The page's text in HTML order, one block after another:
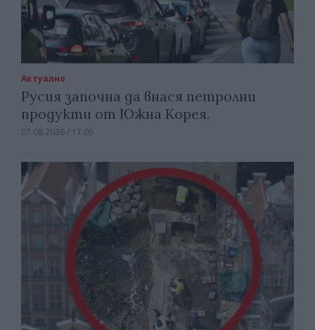
Актуално
Русия започна да внася петролни
продукти от Южна Корея.
07.08.2026 / 17:05